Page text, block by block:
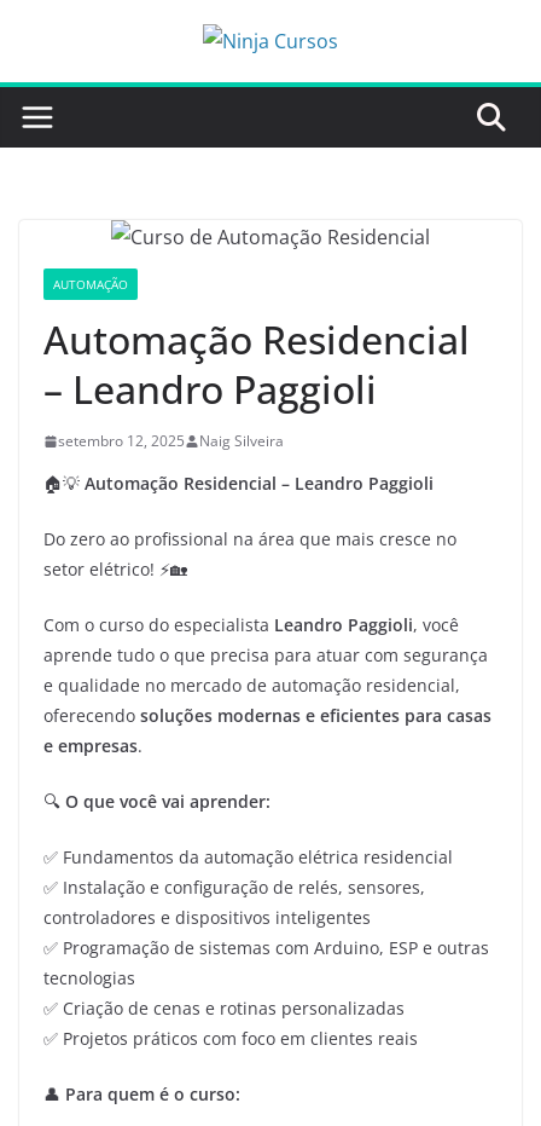
o
conteúdo
AUTOMAÇÃO
Automação Residencial
– Leandro Paggioli
setembro 12, 2025 Naig Silveira
🏠💡 Automação Residencial – Leandro Paggioli
Do zero ao profissional na área que mais cresce no
setor elétrico! ⚡🏡
Com o curso do especialista Leandro Paggioli, você
aprende tudo o que precisa para atuar com segurança
e qualidade no mercado de automação residencial,
oferecendo soluções modernas e eficientes para casas
e empresas.
🔍 O que você vai aprender:
✅ Fundamentos da automação elétrica residencial
✅ Instalação e configuração de relés, sensores,
controladores e dispositivos inteligentes
✅ Programação de sistemas com Arduino, ESP e outras
tecnologias
✅ Criação de cenas e rotinas personalizadas
✅ Projetos práticos com foco em clientes reais
👤 Para quem é o curso: